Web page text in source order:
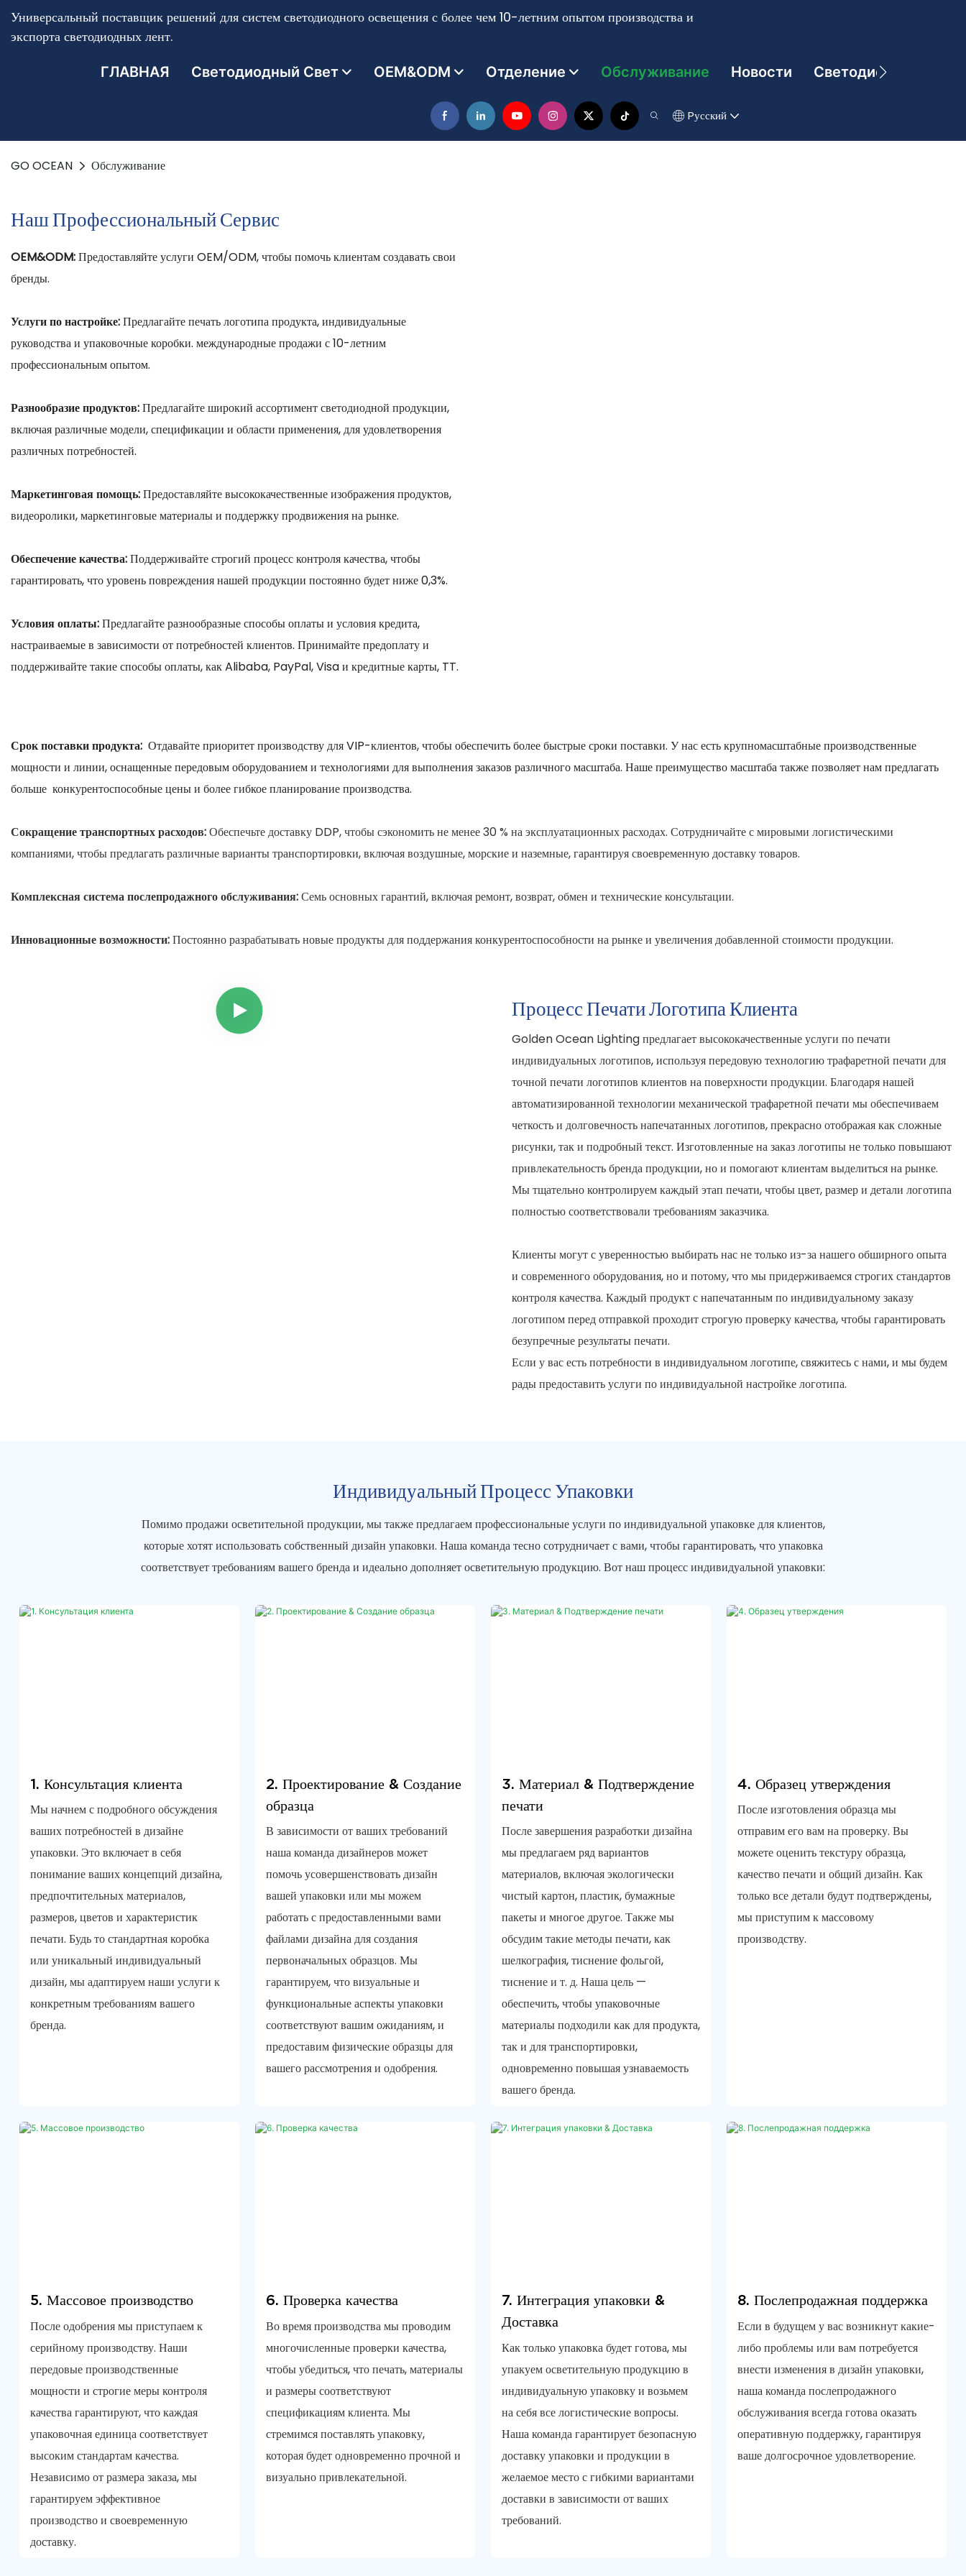
Универсальный поставщик решений для систем светодиодного освещения с более чем 10-летним опытом производства и
экспорта светодиодных лент.
ГЛАВНАЯ Светодиодный Свет OEM&ODM Отделение Обслуживание Новости Светодиодные
Pусский
GO OCEAN Обслуживание
Наш Профессиональный Сервис
OEM&ODM:Предоставляйте услуги OEM/ODM, чтобы помочь клиентам создавать свои
бренды.
Услуги по настройке:Предлагайте печать логотипа продукта, индивидуальные
руководства и упаковочные коробки. международные продажи с 10-летним
профессиональным опытом.
Разнообразие продуктов:Предлагайте широкий ассортимент светодиодной продукции,
включая различные модели, спецификации и области применения, для удовлетворения
различных потребностей.
Маркетинговая помощь:Предоставляйте высококачественные изображения продуктов,
видеоролики, маркетинговые материалы и поддержку продвижения на рынке.
Обеспечение качества:Поддерживайте строгий процесс контроля качества, чтобы
гарантировать, что уровень повреждения нашей продукции постоянно будет ниже 0,3%.
Условия оплаты:Предлагайте разнообразные способы оплаты и условия кредита,
настраиваемые в зависимости от потребностей клиентов. Принимайте предоплату и
поддерживайте такие способы оплаты, как Alibaba, PayPal, Visa и кредитные карты, TT.
Срок поставки продукта: Отдавайте приоритет производству для VIP-клиентов, чтобы обеспечить более быстрые сроки поставки. У нас есть крупномасштабные производственные
мощности и линии, оснащенные передовым оборудованием и технологиями для выполнения заказов различного масштаба. Наше преимущество масштаба также позволяет нам предлагать
больше конкурентоспособные цены и более гибкое планирование производства.
Сокращение транспортных расходов:Обеспечьте доставку DDP, чтобы сэкономить не менее 30 % на эксплуатационных расходах. Сотрудничайте с мировыми логистическими
компаниями, чтобы предлагать различные варианты транспортировки, включая воздушные, морские и наземные, гарантируя своевременную доставку товаров.
Комплексная система послепродажного обслуживания:Семь основных гарантий, включая ремонт, возврат, обмен и технические консультации.
Инновационные возможности:Постоянно разрабатывать новые продукты для поддержания конкурентоспособности на рынке и увеличения добавленной стоимости продукции.
Процесс Печати Логотипа Клиента
Golden Ocean Lighting предлагает высококачественные услуги по печати
индивидуальных логотипов, используя передовую технологию трафаретной печати для
точной печати логотипов клиентов на поверхности продукции. Благодаря нашей
автоматизированной технологии механической трафаретной печати мы обеспечиваем
четкость и долговечность напечатанных логотипов, прекрасно отображая как сложные
рисунки, так и подробный текст. Изготовленные на заказ логотипы не только повышают
привлекательность бренда продукции, но и помогают клиентам выделиться на рынке.
Мы тщательно контролируем каждый этап печати, чтобы цвет, размер и детали логотипа
полностью соответствовали требованиям заказчика.
Клиенты могут с уверенностью выбирать нас не только из-за нашего обширного опыта
и современного оборудования, но и потому, что мы придерживаемся строгих стандартов
контроля качества. Каждый продукт с напечатанным по индивидуальному заказу
логотипом перед отправкой проходит строгую проверку качества, чтобы гарантировать
безупречные результаты печати.
Если у вас есть потребности в индивидуальном логотипе, свяжитесь с нами, и мы будем
рады предоставить услуги по индивидуальной настройке логотипа.
Индивидуальный Процесс Упаковки
Помимо продажи осветительной продукции, мы также предлагаем профессиональные услуги по индивидуальной упаковке для клиентов,
которые хотят использовать собственный дизайн упаковки. Наша команда тесно сотрудничает с вами, чтобы гарантировать, что упаковка
соответствует требованиям вашего бренда и идеально дополняет осветительную продукцию. Вот наш процесс индивидуальной упаковки:
1. Консультация клиента
Мы начнем с подробного обсуждения
ваших потребностей в дизайне
упаковки. Это включает в себя
понимание ваших концепций дизайна,
предпочтительных материалов,
размеров, цветов и характеристик
печати. Будь то стандартная коробка
или уникальный индивидуальный
дизайн, мы адаптируем наши услуги к
конкретным требованиям вашего
бренда.
2. Проектирование & Создание
образца
В зависимости от ваших требований
наша команда дизайнеров может
помочь усовершенствовать дизайн
вашей упаковки или мы можем
работать с предоставленными вами
файлами дизайна для создания
первоначальных образцов. Мы
гарантируем, что визуальные и
функциональные аспекты упаковки
соответствуют вашим ожиданиям, и
предоставим физические образцы для
вашего рассмотрения и одобрения.
3. Материал & Подтверждение
печати
После завершения разработки дизайна
мы предлагаем ряд вариантов
материалов, включая экологически
чистый картон, пластик, бумажные
пакеты и многое другое. Также мы
обсудим такие методы печати, как
шелкография, тиснение фольгой,
тиснение и т. д. Наша цель —
обеспечить, чтобы упаковочные
материалы подходили как для продукта,
так и для транспортировки,
одновременно повышая узнаваемость
вашего бренда.
4. Образец утверждения
После изготовления образца мы
отправим его вам на проверку. Вы
можете оценить текстуру образца,
качество печати и общий дизайн. Как
только все детали будут подтверждены,
мы приступим к массовому
производству.
5. Массовое производство
После одобрения мы приступаем к
серийному производству. Наши
передовые производственные
мощности и строгие меры контроля
качества гарантируют, что каждая
упаковочная единица соответствует
высоким стандартам качества.
Независимо от размера заказа, мы
гарантируем эффективное
производство и своевременную
доставку.
6. Проверка качества
Во время производства мы проводим
многочисленные проверки качества,
чтобы убедиться, что печать, материалы
и размеры соответствуют
спецификациям клиента. Мы
стремимся поставлять упаковку,
которая будет одновременно прочной и
визуально привлекательной.
7. Интеграция упаковки &
Доставка
Как только упаковка будет готова, мы
упакуем осветительную продукцию в
индивидуальную упаковку и возьмем
на себя все логистические вопросы.
Наша команда гарантирует безопасную
доставку упаковки и продукции в
желаемое место с гибкими вариантами
доставки в зависимости от ваших
требований.
8. Послепродажная поддержка
Если в будущем у вас возникнут какие-
либо проблемы или вам потребуется
внести изменения в дизайн упаковки,
наша команда послепродажного
обслуживания всегда готова оказать
оперативную поддержку, гарантируя
ваше долгосрочное удовлетворение.